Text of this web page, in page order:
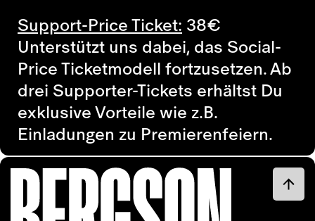
Support-Price Ticket: 38€
Unterstützt uns dabei, das Social-
Price Ticketmodell fortzusetzen. Ab
drei Supporter-Tickets erhältst Du
exklusive Vorteile wie z.B.
Einladungen zu Premierenfeiern.